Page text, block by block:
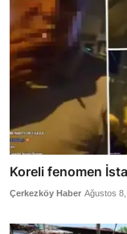
Koreli fenomen
Çerkezköy Haber Ağustos